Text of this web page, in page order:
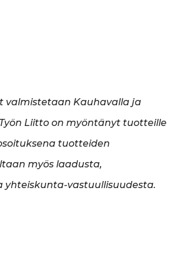
valmistetaan Kauhavalla ja
Liitto on myöntänyt tuotteille
tuotteiden
myös laadusta,
yhteiskunta-vastuullisuudesta.